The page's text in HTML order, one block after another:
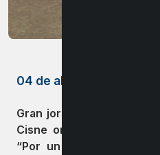
04 de abril de 2023
Gran jornada se vivió
Cisne organizada por el
“Por un Santa Clara